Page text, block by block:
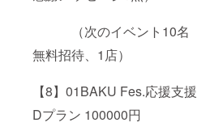
（次のイベント10名
無料招待、1店）
【8】01BAKU Fes.応援支援
Dプラン 100000円